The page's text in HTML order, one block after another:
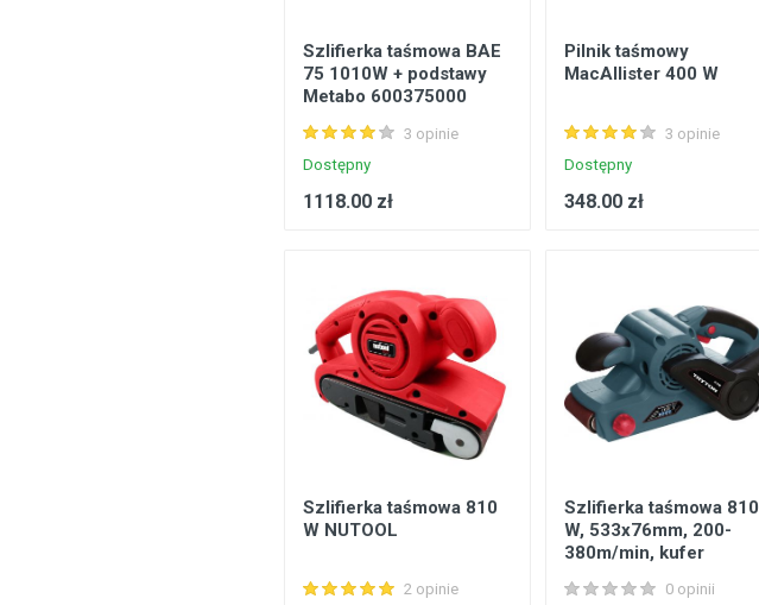
Konstrukcje stalowe, konstrukcje prefabrykowane
Produkty gospodarstwa domowego
Szlifierka taśmowa BAE
75 1010W + podstawy
Metabo 600375000
3 opinie
Dostępny
1118.00 zł
Pilnik taśmowy
MacAllister 400 W
3 opinie
Dostępny
348.00 zł
Szlifierka taśmowa 810
W NUTOOL
2 opinie
Szlifierka taśmowa 810
W, 533x76mm, 200-
380m/min, kufer
0 opinii